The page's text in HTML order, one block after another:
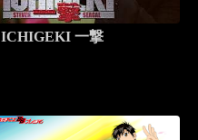
ICHIGEKI 一撃